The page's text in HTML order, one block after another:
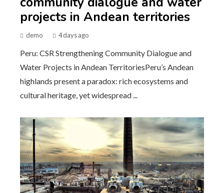
projects in Andean territories
demo 4 days ago
Peru: CSR Strengthening Community Dialogue and
Water Projects in Andean TerritoriesPeru’s Andean
highlands present a paradox: rich ecosystems and
cultural heritage, yet widespread ...